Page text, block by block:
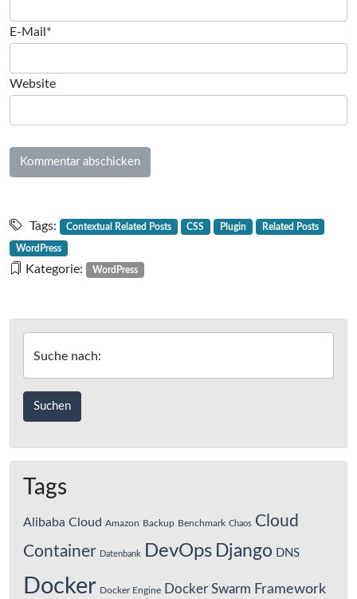
E-Mail*
Website
Tags: Contextual Related Posts CSS Plugin Related Posts
WordPress
Kategorie: WordPress
Suche nach:
Tags
Alibaba Cloud Amazon Backup Benchmark Chaos Cloud
Container Datenbank DevOps Django DNS
Docker Docker Engine Docker Swarm Framework